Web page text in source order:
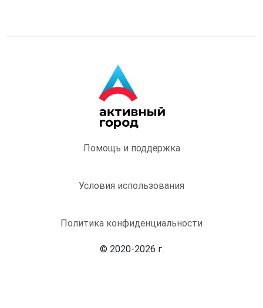
Помощь и поддержка
Условия использования
Политика конфиденциальности
© 2020-2026 г.